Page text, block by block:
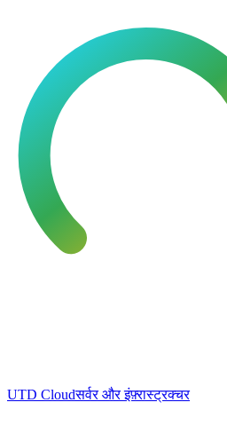
UTD Cloudसर्वर और इंफ़्रास्ट्रक्चर